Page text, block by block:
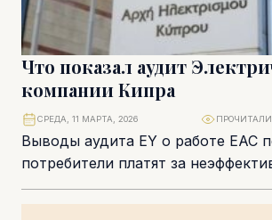
Что показал аудит
компании Кипра
Выводы аудита EY о работе ЕАС
потребители платят за
управления. Почему
предприятия несут миллионные
СРЕДА, 11 МАРТА, 2026 ПРОЧИТАЛИ